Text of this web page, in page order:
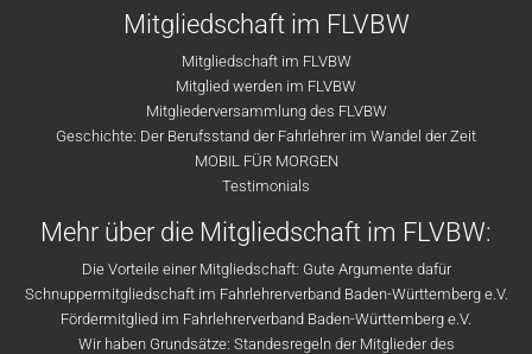
Mitgliedschaft im FLVBW
Mitgliedschaft im FLVBW
Mitglied werden im FLVBW
Mitgliederversammlung des FLVBW
Geschichte: Der Berufsstand der Fahrlehrer im Wandel der Zeit
MOBIL FÜR MORGEN
Testimonials
Mehr über die Mitgliedschaft im FLVBW:
Die Vorteile einer Mitgliedschaft: Gute Argumente dafür
Schnuppermitgliedschaft im Fahrlehrerverband Baden-Württemberg e.V.
Fördermitglied im Fahrlehrerverband Baden-Württemberg e.V.
Wir haben Grundsätze: Standesregeln der Mitglieder des